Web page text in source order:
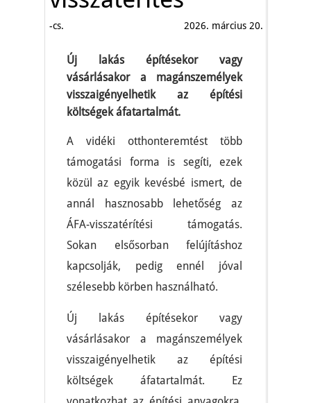
-cs. 2026. március 20.
Új lakás építésekor vagy
vásárlásakor a magánszemélyek
visszaigényelhetik az építési
költségek áfatartalmát.
A vidéki otthonteremtést több
támogatási forma is segíti, ezek
közül az egyik kevésbé ismert, de
annál hasznosabb lehetőség az
ÁFA-visszatérítési támogatás.
Sokan elsősorban felújításhoz
kapcsolják, pedig ennél jóval
szélesebb körben használható.
Új lakás építésekor vagy
vásárlásakor a magánszemélyek
visszaigényelhetik az építési
költségek áfatartalmát. Ez